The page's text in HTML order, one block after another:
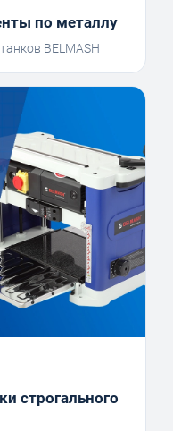
по металлу
BELMASH
строгального